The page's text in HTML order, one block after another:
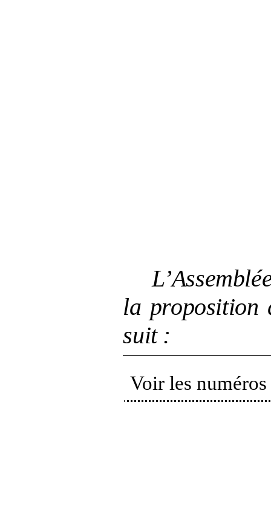
la proposition
suit :
Voir les numéros